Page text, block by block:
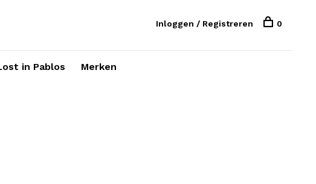
in Pablos Merken
Inloggen / Registreren 0